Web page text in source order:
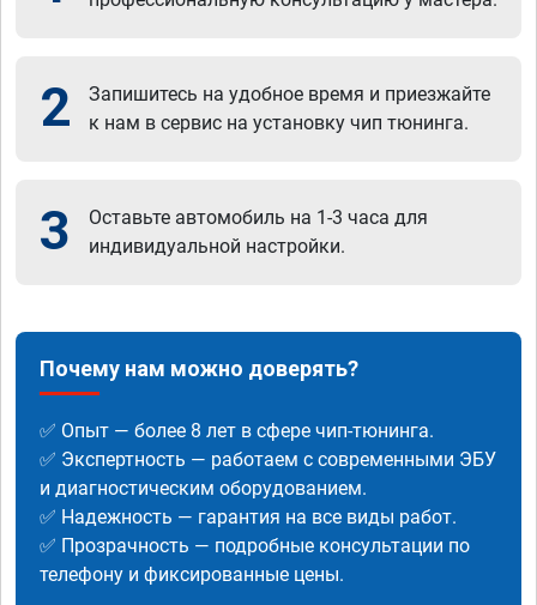
2
Запишитесь на удобное время и приезжайте
к нам в сервис на установку чип тюнинга.
3
Оставьте автомобиль на 1-3 часа для
индивидуальной настройки.
Почему нам можно доверять?
✅ Опыт — более 8 лет в сфере чип-тюнинга.
✅ Экспертность — работаем с современными ЭБУ
и диагностическим оборудованием.
✅ Надежность — гарантия на все виды работ.
✅ Прозрачность — подробные консультации по
телефону и фиксированные цены.